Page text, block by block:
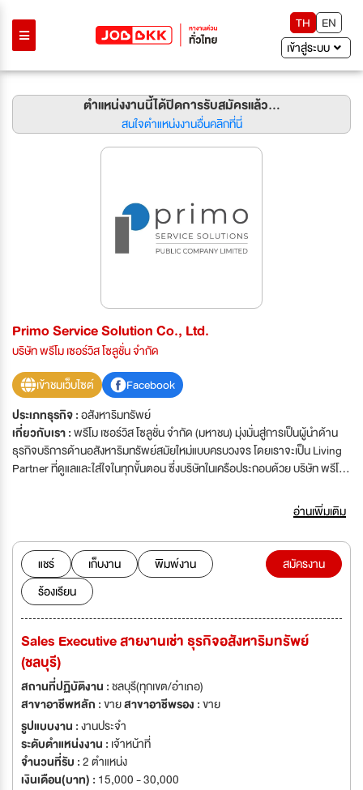
TH
EN
เข้าสู่ระบบ
ตำแหน่งงานนี้ได้ปิดการรับสมัครแล้ว...
สนใจตำแหน่งงานอื่นคลิกที่นี่
Primo Service Solution Co., Ltd.
บริษัท พรีโม เซอร์วิส โซลูชั่น จำกัด
เข้าชมเว็บไซต์
Facebook
ประเภทธุรกิจ :อสังหาริมทรัพย์
เกี่ยวกับเรา :พรีโม เซอร์วิส โซลูชั่น จำกัด (มหาชน) มุ่งมั่นสู่การเป็นผู้นำด้าน
ธุรกิจบริการด้านอสังหาริมทรัพย์สมัยใหม่แบบครบวงจร โดยเราจะเป็น Living
Partner ที่ดูแลและใส่ใจในทุกขั้นตอน ซึ่งบริษัทในเครือประกอบด้วย บริษัท พรีโม
เทล แอนด์ เรสซิเดนซ์ แมเนจเม้นท์ จำกัด บริษัท ยูพีเอ็ม ดีไซน์ สตูดิโอ จำกัด
Page FaceBook : Primo Careers
อ่านเพิ่มเติม
แชร์ เก็บงาน
พิมพ์งาน
ร้องเรียน
สมัครงาน
Sales Executive สายงานเช่า ธุรกิจอสังหาริมทรัพย์
(ชลบุรี)
สถานที่ปฏิบัติงาน :ชลบุรี(ทุกเขต/อำเภอ)
สาขาอาชีพหลัก :ขายสาขาอาชีพรอง :ขาย
รูปแบบงาน :งานประจำ
ระดับตำแหน่งงาน : เจ้าหน้าที่
จำนวนที่รับ :2 ตำแหน่ง
เงินเดือน(บาท) : 15,000 - 30,000